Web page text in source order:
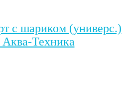
с шариком (универс.)
Техника